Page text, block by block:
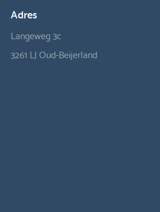
Adres
Langeweg 3c
3261 LJ Oud-Beijerland